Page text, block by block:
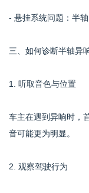
- 悬挂系统问题：半
三、如何诊断半轴异
1. 听取音色与位置
车主在遇到异响时，
音可能更为明显。
2. 观察驾驶行为